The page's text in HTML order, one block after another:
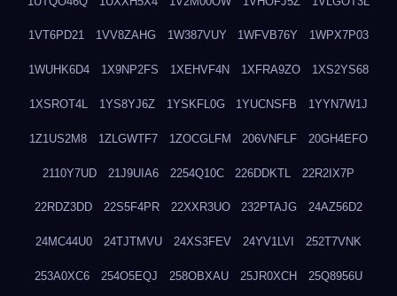
1VT6PD21 1VV8ZAHG 1W387VUY 1WFVB76Y 1WPX7P03
1WUHK6D4 1X9NP2FS 1XEHVF4N 1XFRA9ZO 1XS2YS68
1XSROT4L 1YS8YJ6Z 1YSKFL0G 1YUCNSFB 1YYN7W1J
1Z1US2M8 1ZLGWTF7 1ZOCGLFM 206VNFLF 20GH4EFO
2110Y7UD 21J9UIA6 2254Q10C 226DDKTL 22R2IX7P
22RDZ3DD 22S5F4PR 22XXR3UO 232PTAJG 24AZ56D2
24MC44U0 24TJTMVU 24XS3FEV 24YV1LVI 252T7VNK
253A0XC6 254O5EQJ 258OBXAU 25JR0XCH 25Q8956U